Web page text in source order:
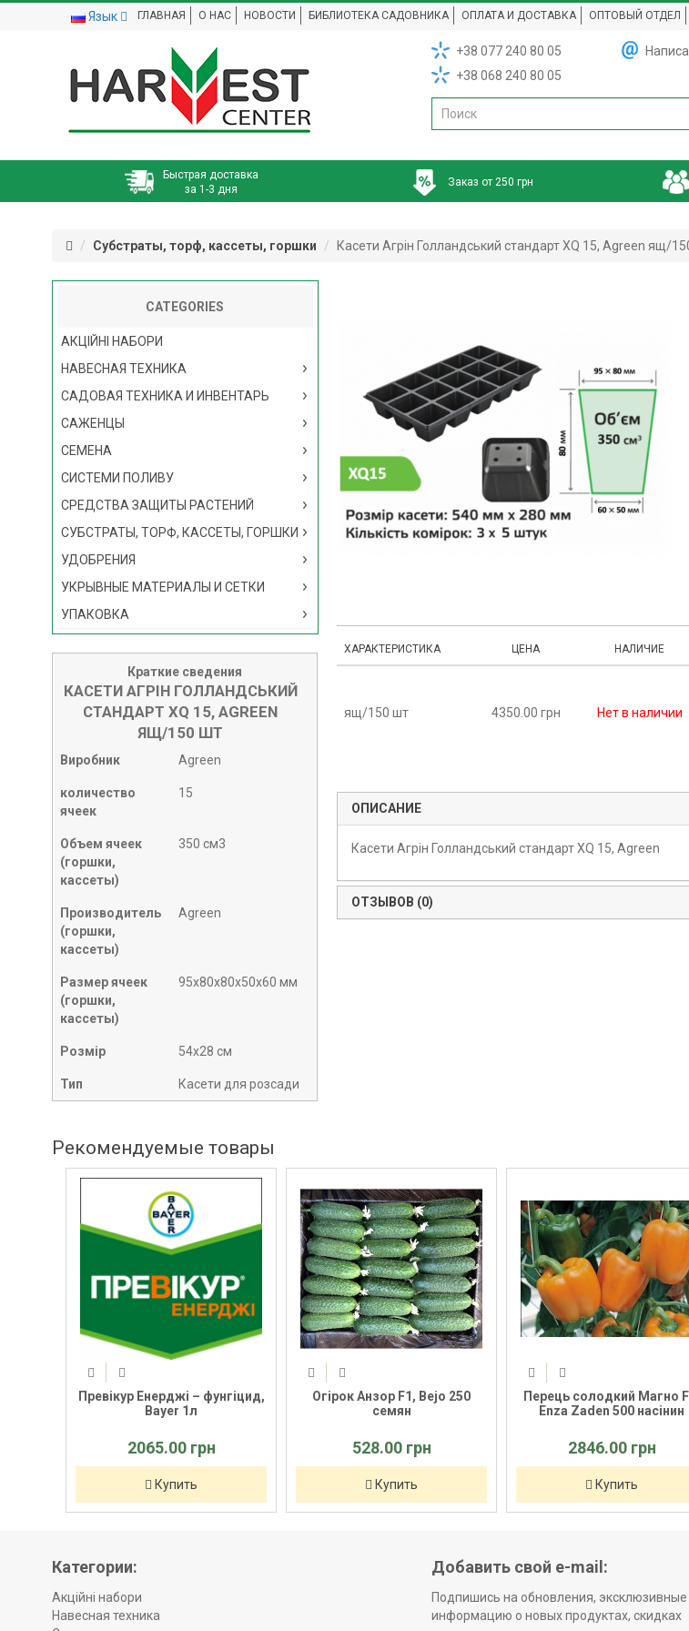
Язык ГЛАВНАЯ О НАС НОВОСТИ БИБЛИОТЕКА САДОВНИКА ОПЛАТА И ДОСТАВКА ОПТОВЫЙ ОТДЕЛ
+38 077 240 80 05
+38 068 240 80 05
Быстрая доставка
за 1-3 дня
Заказ от 250 грн
Субстраты, торф, кассеты, горшки Касети Агрін Голландський стандарт XQ 15, Agreen ящ/
CATEGORIES
АКЦІЙНІ НАБОРИ
НАВЕСНАЯ ТЕХНИКА
САДОВАЯ ТЕХНИКА И ИНВЕНТАРЬ
САЖЕНЦЫ
СЕМЕНА
СИСТЕМИ ПОЛИВУ
СРЕДСТВА ЗАЩИТЫ РАСТЕНИЙ
СУБСТРАТЫ, ТОРФ, КАССЕТЫ, ГОРШКИ
УДОБРЕНИЯ
УКРЫВНЫЕ МАТЕРИАЛЫ И СЕТКИ
УПАКОВКА
Краткие сведения
КАСЕТИ АГРІН ГОЛЛАНДСЬКИЙ
СТАНДАРТ XQ 15, AGREEN
ЯЩ/150 ШТ
Виробник Agreen
количество
ячеек
15
Объем ячеек
(горшки,
кассеты)
350 см3
Производитель
(горшки,
кассеты)
Agreen
Размер ячеек
(горшки,
кассеты)
95х80х80х50х60 мм
Розмір 54х28 см
Тип Касети для розсади
ХАРАКТЕРИСТИКА ЦЕНА НАЛИЧИЕ
ящ/150 шт 4350.00 грн Нет в наличии
ОПИСАНИЕ
Касети Агрін Голландський стандарт XQ 15, Agreen
ОТЗЫВОВ (0)
Рекомендуемые товары
Превікур Енерджі – фунгіцид,
Bayer 1л
2065.00 грн
Купить
Огірок Анзор F1, Bejo 250
семян
528.00 грн
Купить
Перець солодкий Магно
Enza Zaden 500 насінин
2846.00 грн
Купить
Категории:
Акційні набори
Навесная техника
Добавить свой e-mail:
Подпишись на обновления,
информацию о новых продуктах, скидках